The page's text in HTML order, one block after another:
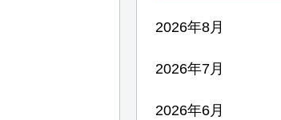
2026年8月
2026年7月
2026年6月